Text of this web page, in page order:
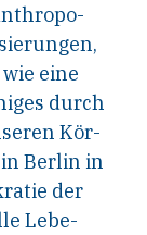
eine
durch
Kör-
Berlin in
der
Lebe-